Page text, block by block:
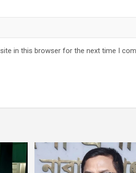
in this browser for the next time I